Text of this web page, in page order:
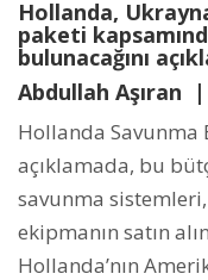
Hollanda,
paketi
bulunacağını
Abdullah Aşıran |
Hollanda Savunma
açıklamada, bu
savunma
ekipmanın satın
Hollanda’nın